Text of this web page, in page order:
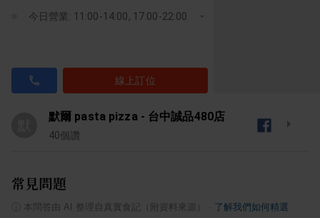
今日營業: 11:00-14:00, 17:00-22:00
線上訂位
默爾 pasta pizza - 台中誠品480店
40個讚
常見問題
本問答由 AI 整理自真實食記（附資料來源） 了解我們如何精選